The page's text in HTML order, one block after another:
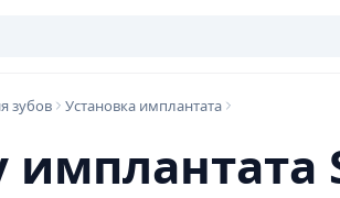
зубов Установка имплантата
имплантата